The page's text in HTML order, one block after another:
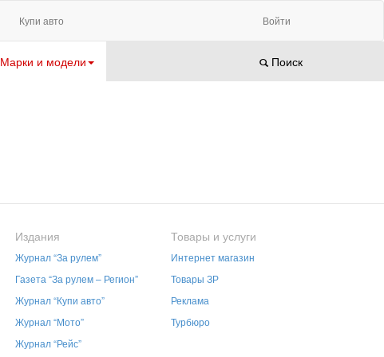
Купи авто Войти
Марки и модели Поиск
Издания
Журнал “За рулем”
Газета “За рулем – Регион”
Журнал “Купи авто”
Журнал “Мото”
Журнал “Рейс”
Товары и услуги
Интернет магазин
Товары ЗР
Реклама
Турбюро